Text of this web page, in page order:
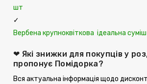
шт
✓
Вербена крупноквіткова ідеальна
❤ Які знижки для покупців у
пропонує Помідорка?
Вся актуальна інформація щодо